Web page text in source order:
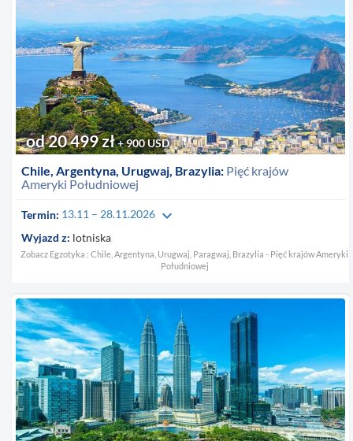
Chile, Argentyna, Urugwaj, Brazylia: Pięć krajów
Ameryki Południowej
od 20 499 zł+ 900 USD
Termin: 13.11 – 28.11.2026 keyboard_arrow_down
Wyjazd z: lotniska
Zobacz Egzotyka : Chile, Argentyna, Urugwaj, Paragwaj, Brazylia - Pięć krajów Ameryki
Południowej